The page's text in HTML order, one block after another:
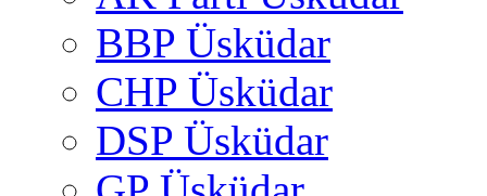
BBP Üsküdar
CHP Üsküdar
DSP Üsküdar